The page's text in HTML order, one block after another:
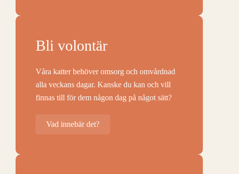
Bli volontär
Våra katter behöver omsorg och omvårdnad
alla veckans dagar. Kanske du kan och vill
finnas till för dem någon dag på något sätt?
Vad innebär det?